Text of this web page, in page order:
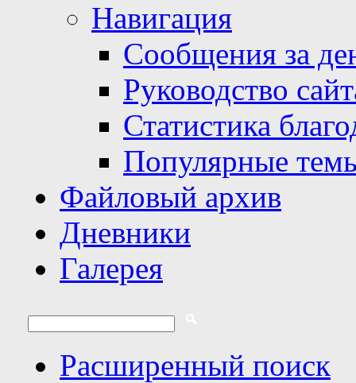
Навигация
Сообщения за
Руководство
Статистика
Популярные
Файловый архив
Дневники
Галерея
Расширенный поиск